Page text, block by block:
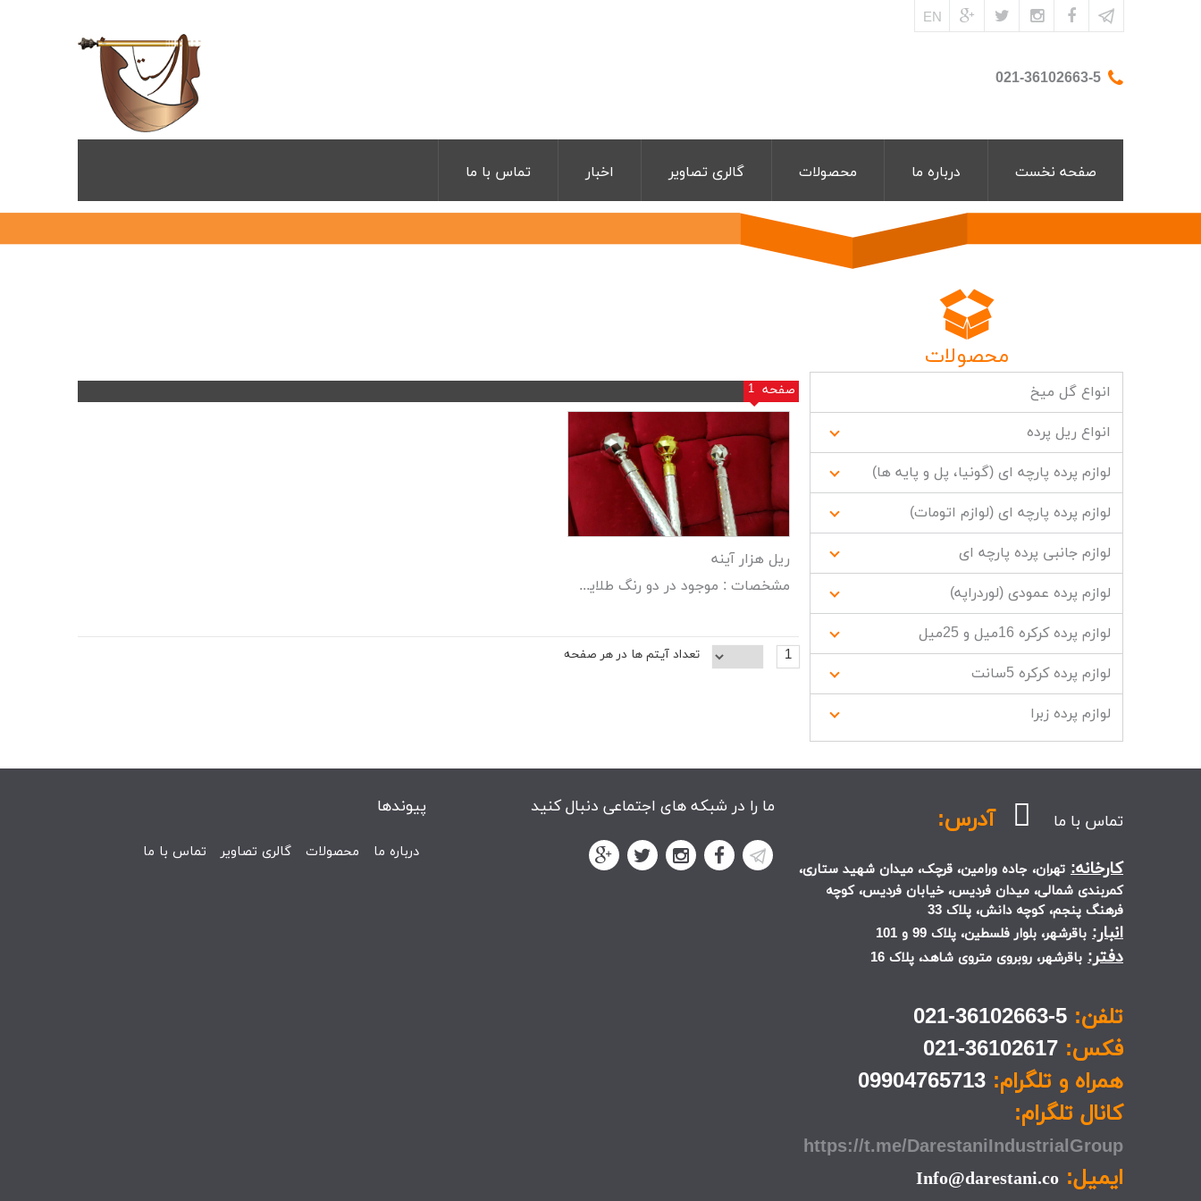
EN
021-36102663-5
صفحه نخست درباره ما محصولات گالری تصاویر اخبار تماس با ما
محصولات
انواع گل میخ
انواع ریل پرده
لوازم پرده پارچه ای (گونیا، پل و پایه ها)
لوازم پرده پارچه ای (لوازم اتومات)
لوازم جانبی پرده پارچه ای
لوازم پرده عمودی (لوردراپه)
لوازم پرده کرکره 16میل و 25میل
لوازم پرده کرکره 5سانت
لوازم پرده زبرا
صفحه 1
ریل هزار آینه
مشخصات : موجود در دو رنگ طلایی و نقره ای
1 تعداد آیتم ها در هر صفحه
تماس با ما آدرس:
کارخانه: تهران، جاده ورامین، قرچک، میدان شهید ستاری،
کمربندی شمالی، میدان فردیس، خیابان فردیس، کوچه
فرهنگ پنجم، کوچه دانش، پلاک 33
انبار: باقرشهر، بلوار فلسطین، پلاک 99 و 101
دفتر: باقرشهر، روبروی متروی شاهد، پلاک 16
تلفن: 5-36102663-021
فکس: 36102617-021
همراه و تلگرام: 09904765713
کانال تلگرام:
https://t.me/DarestaniIndustrialGroup
ایمیل: Info@darestani.co
ما را در شبکه های اجتماعی دنبال کنید پیوندها
درباره ما محصولات گالری تصاویر تماس با ما